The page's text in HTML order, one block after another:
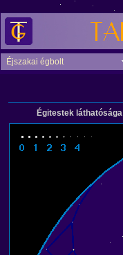
Éjszakai égbolt
Égitestek láthatósága